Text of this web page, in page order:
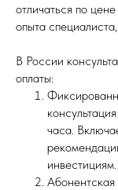
отличаться по
опыта
В России
оплаты:
часа.
инвестициям.
Абонентская